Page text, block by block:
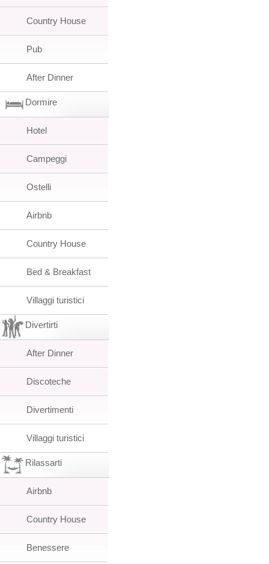
Country House
Pub
After Dinner
Dormire
Hotel
Campeggi
Ostelli
Airbnb
Country House
Bed & Breakfast
Villaggi turistici
Divertirti
After Dinner
Discoteche
Divertimenti
Villaggi turistici
Rilassarti
Airbnb
Country House
Benessere